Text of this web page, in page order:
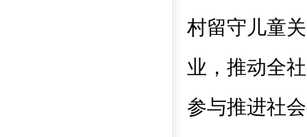
村留守儿童
业，推动全
参与推进社